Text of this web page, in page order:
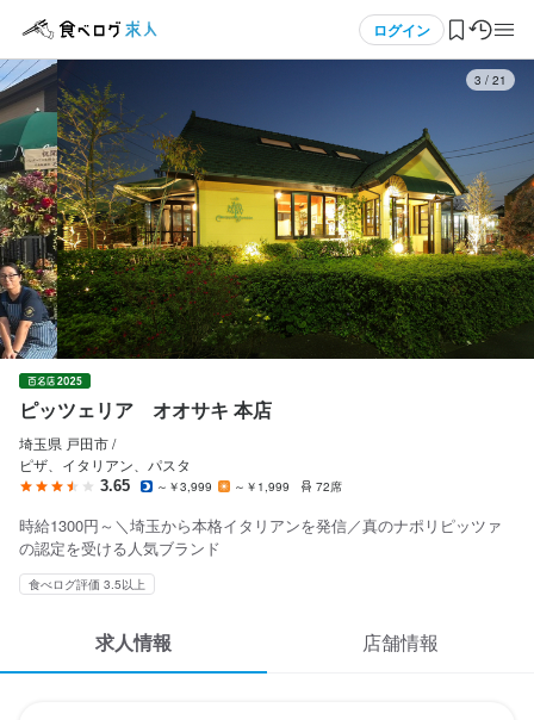
ログイン
ログイン・無料会員登録
食べログ求人TOP
求人検索
マイページ管理
閲覧履歴
検索履歴・保存した条件
応募履歴
WEB履歴書
スカウト・メルマガ受信設定
3 / 21
ピッツェリア オオサキ 本店
埼玉県 戸田市 /
ピザ、イタリアン、パスタ
3.65 ～￥3,999 ～￥1,999 72席
時給1300円～＼埼玉から本格イタリアンを発信／真のナポリピッツァ
の認定を受ける人気ブランド
食べログ評価 3.5以上
求人情報 店舗情報
店長候補・マネージャー
応募画面へ進む
料理長候補
応募画面へ進む
調理師・調理スタッフ
応募画面へ進む
正社員 ピッツェリア オオサキ 本店
ピザ職人・ピッツァイオーロ
ピザ職人・ピッツァイオーロ
月給350,000円〜380,000円
ボーナス・賞与あり 昇給あり 交通費支給 家族手当あり
試用期間
※試用期間3か月：給与の変動なし（福利厚生のみ研修期間終了後
に加入）
固定残業代
※給与に固定残業代含む（40〜45時間・45000円）
給与補足
■表示給与はピッツァ場をお任せできる方の給与となります(実務
経験必須）
┗コロナ期間中も賞与支給実績あり！
■家族手当
応募画面へ進む
ホールスタッフ・サービススタッフ
応募画面へ進む
アルバイト・パート
ホールスタッフ・サービススタッフ
ホールスタッフ・サービススタッフ
時給1,300円〜1,400円
昇給あり 交通費支給
研修期間
研修期間も給与の変動はありません
給与補足
※経験や実力に応じて時給設定させていただきます
昇給あり
交通費支給
9：00～21：00
応募画面へ進む